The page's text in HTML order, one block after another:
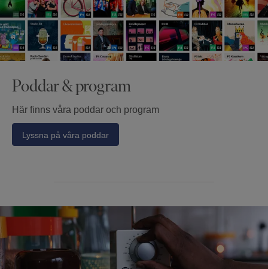
Poddar & program
Här finns våra poddar och program
Lyssna på våra poddar